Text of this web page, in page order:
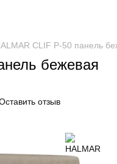
CLIF P-50 панель
бежевая
отзыв